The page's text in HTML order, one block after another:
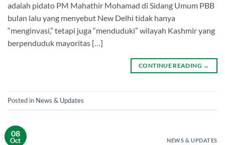
adalah pidato PM Mahathir Mohamad di Sidang Umum PBB
bulan lalu yang menyebut New Delhi tidak hanya
“menginvasi,” tetapi juga “menduduki” wilayah Kashmir yang
berpenduduk mayoritas […]
CONTINUE READING →
Posted in News & Updates
08
Oct NEWS & UPDATES